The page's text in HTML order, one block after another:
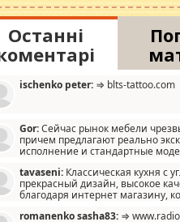
Останні
ischenko peter: ⇒ blts-tattoo.com
Gor:Сейчас рынок мебели
причем предлагают реально
исполнение и стандартные
мало походит на стандартные
и что главное - со
ненужных наворотов
tavaseni: Классическая кухня с
прекрасный дизайн, высокое
благодаря интернет магазину,
romanenko sasha83: ⇒